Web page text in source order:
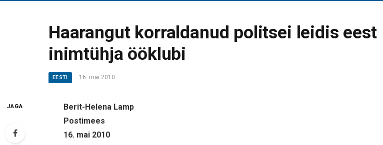
Haarangut korraldanud politsei leidis eest
inimtühja ööklubi
EESTI 16. mai 2010
JAGA
Berit-Helena Lamp
Postimees
16. mai 2010